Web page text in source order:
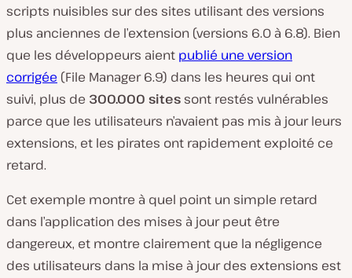
scripts nuisibles sur des sites utilisant des versions
plus anciennes de l’extension (versions 6.0 à 6.8). Bien
que les développeurs aient publié une version
corrigée (File Manager 6.9) dans les heures qui ont
suivi, plus de 300.000 sites sont restés vulnérables
parce que les utilisateurs n’avaient pas mis à jour leurs
extensions, et les pirates ont rapidement exploité ce
retard.
Cet exemple montre à quel point un simple retard
dans l’application des mises à jour peut être
dangereux, et montre clairement que la négligence
des utilisateurs dans la mise à jour des extensions est